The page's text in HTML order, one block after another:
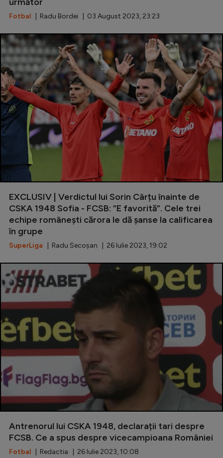
Fotbal | Radu Bordei | 03 August 2023, 23:23
EXCLUSIV | Verdictul lui Sorin Cârțu înainte de
CSKA 1948 Sofia - FCSB: ”E favorită”. Cele trei
echipe românești cărora le dă șanse la calificarea
în grupe
SuperLiga | Radu Secoșan | 26 Iulie 2023, 19:02
Antrenorul lui CSKA 1948, declarații tari despre
FCSB. Ce a spus despre vicecampioana României
Fotbal | Redactia | 26 Iulie 2023, 10:08